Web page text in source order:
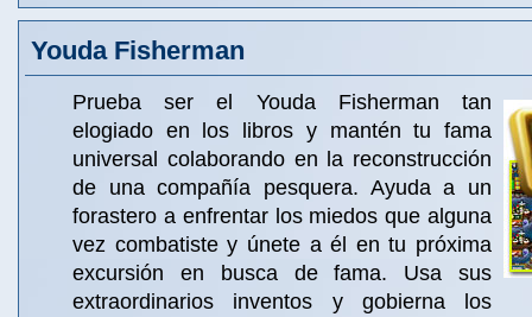
Youda Fisherman
Prueba ser el Youda Fisherman tan
elogiado en los libros y mantén tu fama
universal colaborando en la reconstrucción
de una compañía pesquera. Ayuda a un
forastero a enfrentar los miedos que alguna
vez combatiste y únete a él en tu próxima
excursión en busca de fama. Usa sus
extraordinarios inventos y gobierna los